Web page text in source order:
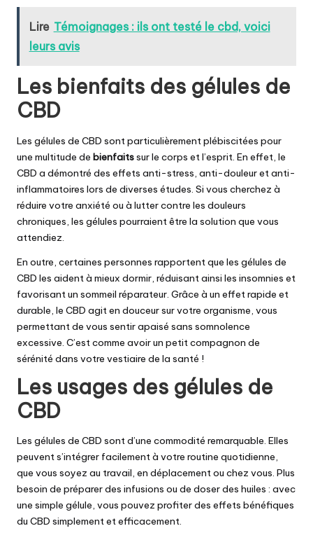
Lire Témoignages : ils ont testé le cbd, voici
leurs avis
Les bienfaits des gélules de
CBD
Les gélules de CBD sont particulièrement plébiscitées pour
une multitude de bienfaitssur le corps et l’esprit. En effet, le
CBD a démontré des effets anti-stress, anti-douleur et anti-
inflammatoires lors de diverses études. Si vous cherchez à
réduire votre anxiété ou à lutter contre les douleurs
chroniques, les gélules pourraient être la solution que vous
attendiez.
En outre, certaines personnes rapportent que les gélules de
CBD les aident à mieux dormir, réduisant ainsi les insomnies et
favorisant un sommeil réparateur. Grâce à un effet rapide et
durable, le CBD agit en douceur sur votre organisme, vous
permettant de vous sentir apaisé sans somnolence
excessive. C’est comme avoir un petit compagnon de
sérénité dans votre vestiaire de la santé !
Les usages des gélules de
CBD
Les gélules de CBD sont d’une commodité remarquable. Elles
peuvent s’intégrer facilement à votre routine quotidienne,
que vous soyez au travail, en déplacement ou chez vous. Plus
besoin de préparer des infusions ou de doser des huiles : avec
une simple gélule, vous pouvez profiter des effets bénéfiques
du CBD simplement et efficacement.